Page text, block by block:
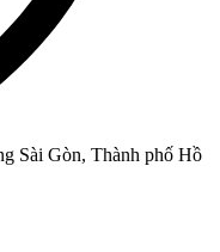
Sài Gòn, Thành phố Hồ